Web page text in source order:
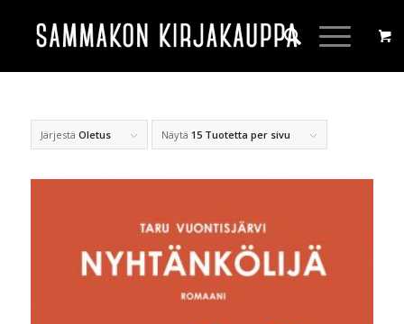
Järjestä Oletus Näytä 15 Tuotetta per sivu